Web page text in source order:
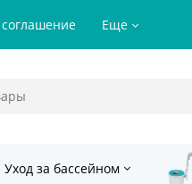
соглашение Еще
Уход за бассейном